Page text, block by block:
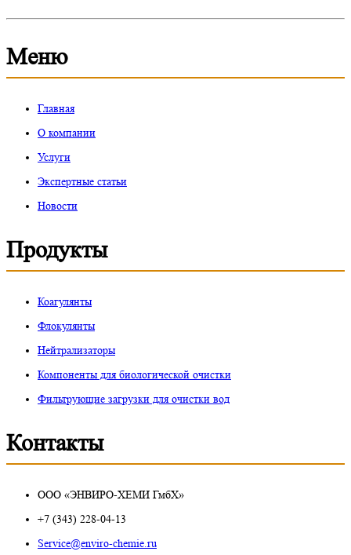
Меню
Главная
О компании
Услуги
Экспертные статьи
Новости
Продукты
Коагулянты
Флокулянты
Нейтрализаторы
Компоненты для биологической очистки
Фильтрующие загрузки для очистки вод
Контакты
ООО «ЭНВИРО-ХЕМИ ГмбХ»
+7 (343) 228-04-13
Service@enviro-chemie.ru